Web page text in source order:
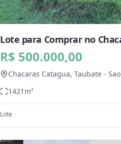
Lote para Comprar no
Taubate - SP
R$ 500.000,00
Chacaras Catagua, Taubate -
1421 m²
Lote